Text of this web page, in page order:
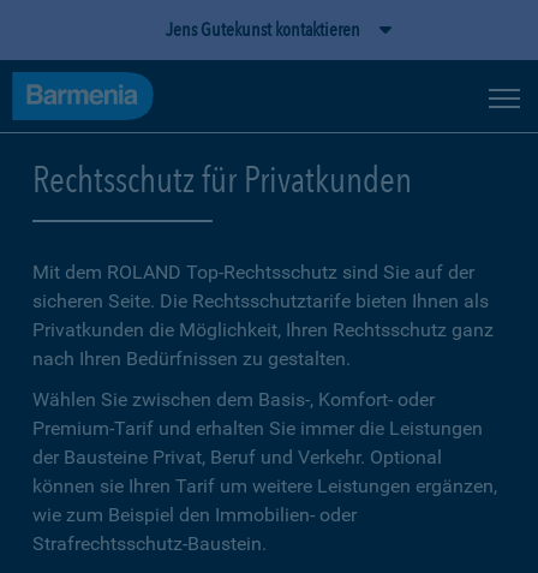
Jens Gutekunst kontaktieren
Rechtsschutz für Privatkunden
Mit dem ROLAND Top-Rechtsschutz sind Sie auf der
sicheren Seite. Die Rechtsschutztarife bieten Ihnen als
Privatkunden die Möglichkeit, Ihren Rechtsschutz ganz
nach Ihren Bedürfnissen zu gestalten.
Wählen Sie zwischen dem Basis-, Komfort- oder
Premium-Tarif und erhalten Sie immer die Leistungen
der Bausteine Privat, Beruf und Verkehr. Optional
können sie Ihren Tarif um weitere Leistungen ergänzen,
wie zum Beispiel den Immobilien- oder
Strafrechtsschutz-Baustein.